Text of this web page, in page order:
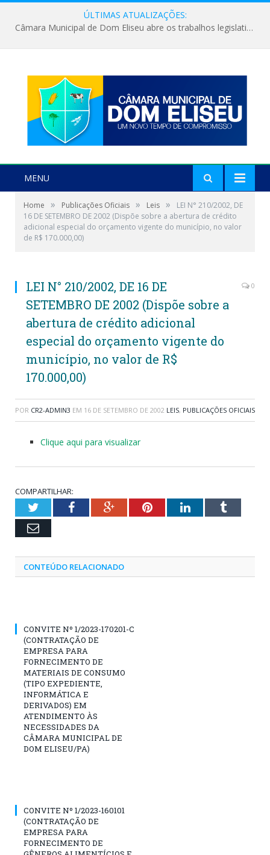
ÚLTIMAS ATUALIZAÇÕES:
Câmara Municipal de Dom Eliseu abre os trabalhos legislativos do segundo semestre
MENU
Home » Publicações Oficiais » Leis »
LEI N° 210/2002, DE
16 DE SETEMBRO DE 2002 (Dispõe sobre a abertura de crédito
adicional especial do orçamento vigente do município, no valor
de R$ 170.000,00)
LEI N° 210/2002, DE 16 DE
SETEMBRO DE 2002 (Dispõe sobre a
abertura de crédito adicional
especial do orçamento vigente do
município, no valor de R$
170.000,00)
0
POR CR2-ADMIN3 EM 16 DE SETEMBRO DE 2002 LEIS, PUBLICAÇÕES OFICIAIS
Clique aqui para visualizar
COMPARTILHAR:
TwitterFacebookGoogle+PinterestLinkedInTumblr
Email
CONTEÚDO RELACIONADO
CONVITE Nº 1/2023-170201-C
(CONTRATAÇÃO DE
EMPRESA PARA
FORNECIMENTO DE
MATERIAIS DE CONSUMO
(TIPO EXPEDIENTE,
INFORMÁTICA E
DERIVADOS) EM
ATENDIMENTO ÀS
NECESSIDADES DA
CÂMARA MUNICIPAL DE
DOM ELISEU/PA)
CONVITE Nº 1/2023-160101
(CONTRATAÇÃO DE
EMPRESA PARA
FORNECIMENTO DE